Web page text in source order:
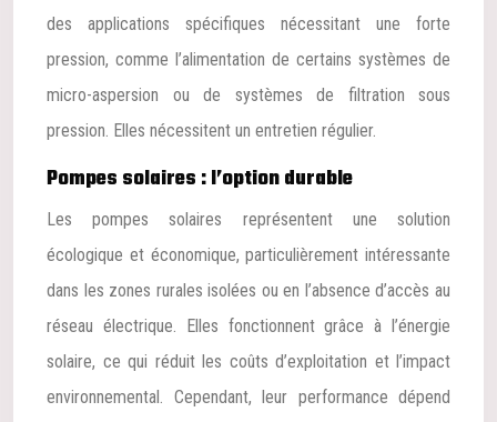
des applications spécifiques nécessitant une forte
pression, comme l’alimentation de certains systèmes de
micro-aspersion ou de systèmes de filtration sous
pression. Elles nécessitent un entretien régulier.
Pompes solaires : l’option durable
Les pompes solaires représentent une solution
écologique et économique, particulièrement intéressante
dans les zones rurales isolées ou en l’absence d’accès au
réseau électrique. Elles fonctionnent grâce à l’énergie
solaire, ce qui réduit les coûts d’exploitation et l’impact
environnemental. Cependant, leur performance dépend